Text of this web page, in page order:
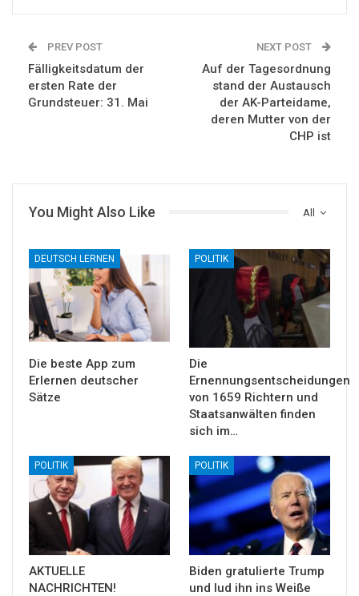
PREV POST
Fälligkeitsdatum der
ersten Rate der
Grundsteuer: 31. Mai
NEXT POST
Auf der Tagesordnung
stand der Austausch
der AK-Parteidame,
deren Mutter von der
CHP ist
All
You Might Also Like
DEUTSCH LERNEN
Die beste App zum
Erlernen deutscher
Sätze
POLITIK
Die
Ernennungsentscheidungen
von 1659 Richtern und
Staatsanwälten finden
sich im…
POLITIK
AKTUELLE
NACHRICHTEN!
POLITIK
Biden gratulierte Trump
und lud ihn ins Weiße